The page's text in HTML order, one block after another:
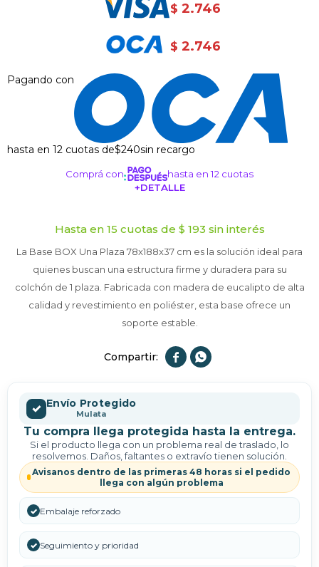
$ 2.746
$ 2.746
Pagando con
hasta en 12 cuotas de$240sin recargo
Comprá con
hasta en 12 cuotas
+DETALLE
Hasta en 15 cuotas de $ 193 sin interés
La Base BOX Una Plaza 78x188x37 cm es la solución ideal para
quienes buscan una estructura firme y duradera para su
colchón de 1 plaza. Fabricada con madera de eucalipto de alta
calidad y revestimiento en poliéster, esta base ofrece un
soporte estable.
 
✓ Envío Protegido
Mulata
Tu compra llega protegida hasta la entrega.
Si el producto llega con un problema real de traslado, lo
resolvemos. Daños, faltantes o extravío tienen solución.
Avisanos dentro de las primeras 48 horas si el pedido
llega con algún problema
✓ Embalaje reforzado
✓ Seguimiento y prioridad